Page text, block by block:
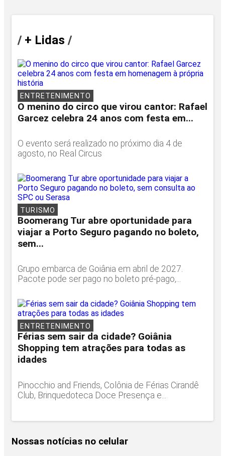
/+ Lidas /
ENTRETENIMENTO
O menino do circo que virou cantor: Rafael
Garcez celebra 24 anos com festa em...
O evento será realizado no próximo dia 4 de
agosto, no Real Circus
TURISMO
Boomerang Tur abre oportunidade para
viajar a Porto Seguro pagando no boleto,
sem...
Grupo embarca de Goiânia em abril de 2027.
Pacote pode ser pago no boleto pré-pago,...
ENTRETENIMENTO
Férias sem sair da cidade? Goiânia
Shopping tem atrações para todas as
idades
Pinocchio and Friends, Colônia de Férias Cirandê
Club, Brinquedoteca Doce Presença e...
Nossas notícias no celular